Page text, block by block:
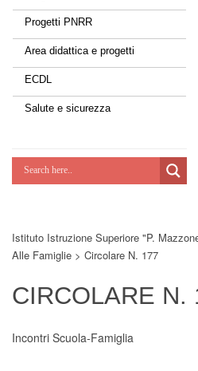
Estate a scuola
Scuola d'estate
Lab Green
Potenziamoci
Progetti PNRR
Area didattica e progetti
ECDL
Salute e sicurezza
Istituto Istruzione Superiore "P.
Alle Famiglie > Circolare N. 177
CIRCOLARE N.
Incontri Scuola-Famiglia